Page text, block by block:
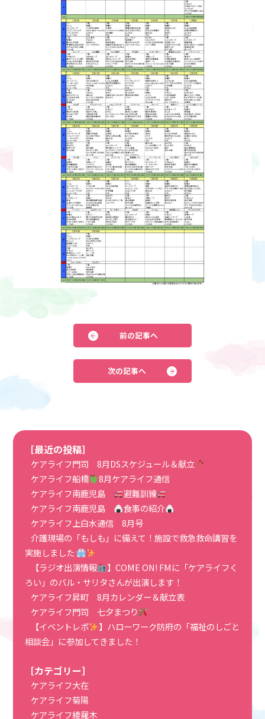
前の記事へ
次の記事へ
［最近の投稿］
ケアライフ門司 8月DSスケジュール＆献立
ケアライフ船橋
8月ケアライフ通信
ケアライフ南鹿児島
避難訓練
ケアライフ南鹿児島
食事の紹介
ケアライフ上白水通信 8月号
介護現場の「もしも」に備えて！施設で救急救命講習を
実施しました
【ラジオ出演情報
】COME ON! FMに「ケアライフく
ろい」のバル・サリタさんが出演します！
ケアライフ昇町 8月カレンダー＆献立表
ケアライフ門司 七夕まつり
【イベントレポ
】ハローワーク防府の「福祉のしごと
相談会」に参加してきました！
［カテゴリー］
ケアライフ大在
ケアライフ菊陽
ケアライフ綾羅木